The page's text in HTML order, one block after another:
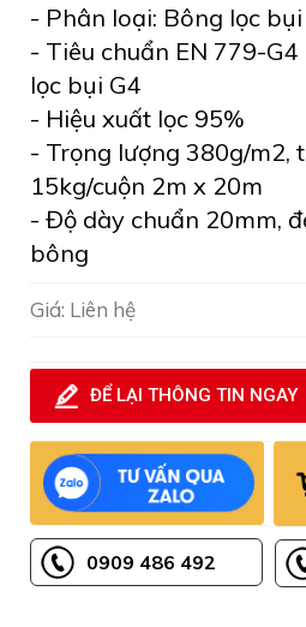
- Phân loại: Bông lọc bụi
- Tiêu chuẩn EN 779-
lọc bụi G4
- Hiệu xuất lọc 95%
- Trọng lượng 380g/m2,
15kg/cuộn 2m x 20m
- Độ dày chuẩn 20mm,
bông
Giá: Liên hệ
ĐỂ LẠI THÔNG TIN NGAY
0909 486 492